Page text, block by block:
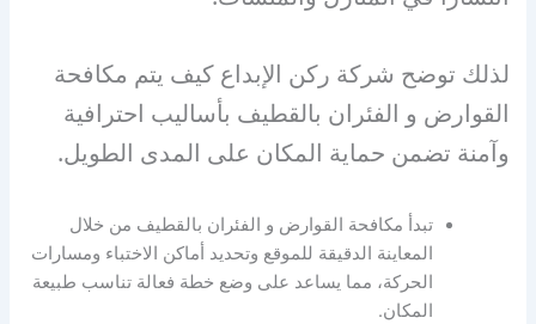
لذلك توضح شركة ركن الإبداع كيف يتم مكافحة
القوارض و الفئران بالقطيف بأساليب احترافية
وآمنة تضمن حماية المكان على المدى الطويل.
تبدأ مكافحة القوارض و الفئران بالقطيف من خلال
المعاينة الدقيقة للموقع وتحديد أماكن الاختباء ومسارات
الحركة، مما يساعد على وضع خطة فعالة تناسب طبيعة
المكان.